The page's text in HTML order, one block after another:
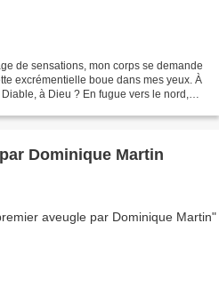
de sensations, mon corps se demande
excrémentielle boue dans mes yeux. À
à Dieu ? En fugue vers le nord,
Dominique Martin